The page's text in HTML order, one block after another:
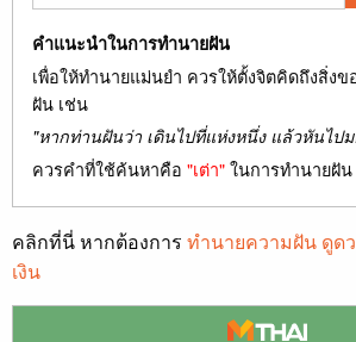
คำแนะนำในการทำนายฝัน
เพื่อให้ทำนายแม่นยำ ควรให้ตั้งจิตคิดถึงสิ่ง
ฝัน เช่น
"หากท่านฝันว่า เดินไปที่แห่งหนึ่ง แล้วหันไป
ควรคำที่ใช้ค้นหาคือ "เต่า"ในการทำนายฝัน
คลิกที่นี่ หากต้องการ ทำนายความฝัน ดูด
เงิน